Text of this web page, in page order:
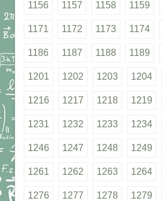
1156 1157 1158 1159
1171 1172 1173 1174
1186 1187 1188 1189
1201 1202 1203 1204
1216 1217 1218 1219
1231 1232 1233 1234
1246 1247 1248 1249
1261 1262 1263 1264
1276 1277 1278 1279